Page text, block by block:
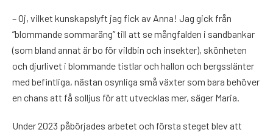
– Oj, vilket kunskapslyft jag fick av Anna! Jag gick från
”blommande sommaräng” till att se mångfalden i sandbankar
(som bland annat är bo för vildbin och insekter), skönheten
och djurlivet i blommande tistlar och hallon och bergsslänter
med befintliga, nästan osynliga små växter som bara behöver
en chans att få solljus för att utvecklas mer, säger Maria.
Under 2023 påbörjades arbetet och första steget blev att